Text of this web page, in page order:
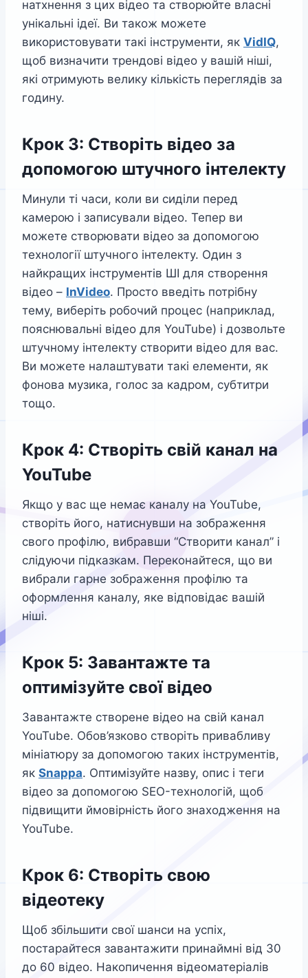
натхнення з цих відео та створюйте власні
унікальні ідеї. Ви також можете
використовувати такі інструменти, як VidIQ,
щоб визначити трендові відео у вашій ніші,
які отримують велику кількість переглядів за
годину.
Крок 3: Створіть відео за
допомогою штучного інтелекту
Минули ті часи, коли ви сиділи перед
камерою і записували відео. Тепер ви
можете створювати відео за допомогою
технології штучного інтелекту. Один з
найкращих інструментів ШІ для створення
відео – InVideo. Просто введіть потрібну
тему, виберіть робочий процес (наприклад,
пояснювальні відео для YouTube) і дозвольте
штучному інтелекту створити відео для вас.
Ви можете налаштувати такі елементи, як
фонова музика, голос за кадром, субтитри
тощо.
Крок 4: Створіть свій канал на
YouTube
Якщо у вас ще немає каналу на YouTube,
створіть його, натиснувши на зображення
свого профілю, вибравши “Створити канал” і
слідуючи підказкам. Переконайтеся, що ви
вибрали гарне зображення профілю та
оформлення каналу, яке відповідає вашій
ніші.
Крок 5: Завантажте та
оптимізуйте свої відео
Завантажте створене відео на свій канал
YouTube. Обов’язково створіть привабливу
мініатюру за допомогою таких інструментів,
як Snappa. Оптимізуйте назву, опис і теги
відео за допомогою SEO-технологій, щоб
підвищити ймовірність його знаходження на
YouTube.
Крок 6: Створіть свою
відеотеку
Щоб збільшити свої шанси на успіх,
постарайтеся завантажити принаймні від 30
до 60 відео. Накопичення відеоматеріалів